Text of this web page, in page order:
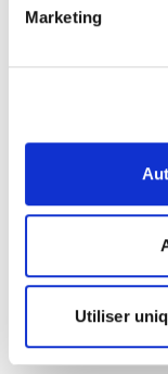
Marketing
Utiliser